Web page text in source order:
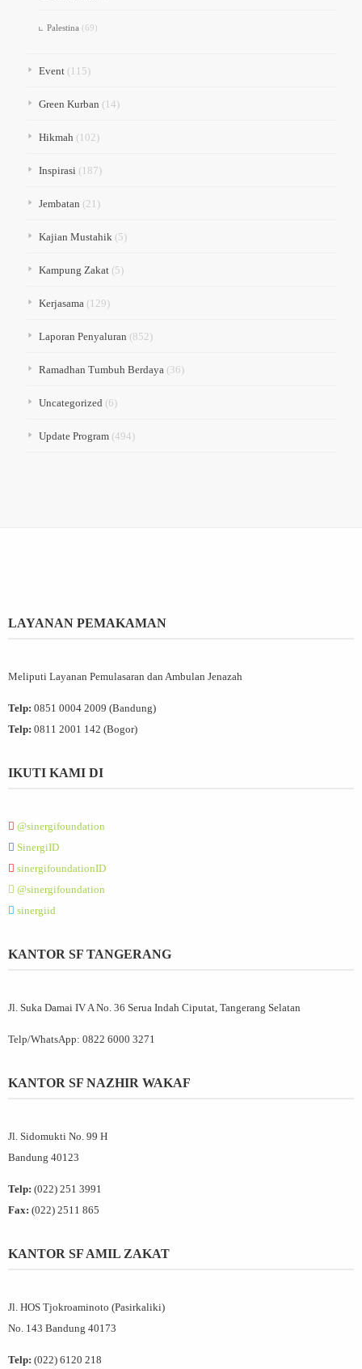
Palestina (69)
Event(115)
Green Kurban (14)
Hikmah (102)
Inspirasi (187)
Jembatan (21)
Kajian Mustahik (5)
Kampung Zakat(5)
Kerjasama (129)
Laporan Penyaluran (852)
Ramadhan Tumbuh Berdaya (36)
Uncategorized (6)
Update Program(494)
LAYANAN PEMAKAMAN
Meliputi Layanan Pemulasaran dan Ambulan Jenazah
Telp: 0851 0004 2009 (Bandung)
Telp: 0811 2001 142 (Bogor)
IKUTI KAMI DI
@sinergifoundation
SinergiID
sinergifoundationID
@sinergifoundation
sinergiid
KANTOR SF TANGERANG
Jl. Suka Damai IV A No. 36 Serua Indah Ciputat, Tangerang Selatan
Telp/WhatsApp: 0822 6000 3271
KANTOR SF NAZHIR WAKAF
Jl. Sidomukti No. 99 H
Bandung 40123
Telp: (022) 251 3991
Fax: (022) 2511 865
KANTOR SF AMIL ZAKAT
Jl. HOS Tjokroaminoto (Pasirkaliki)
No. 143 Bandung 40173
Telp: (022) 6120 218